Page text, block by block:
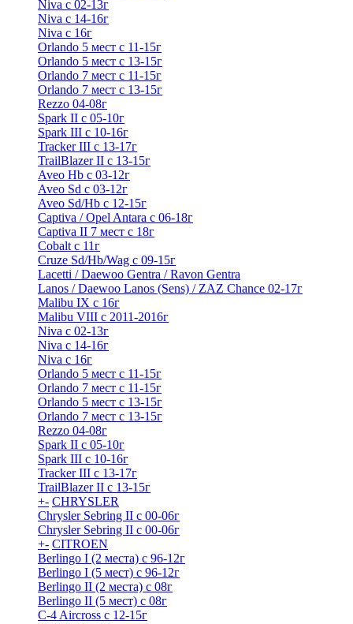
Niva с 02-13г
Niva с 14-16г
Niva с 16г
Orlando 5 мест с 11-15г
Orlando 5 мест с 13-15г
Orlando 7 мест с 11-15г
Orlando 7 мест с 13-15г
Rezzo 04-08г
Spark II с 05-10г
Spark III с 10-16г
Tracker III с 13-17г
TrailBlazer II с 13-15г
Aveo Hb с 03-12г
Aveo Sd с 03-12г
Aveo Sd/Hb с 12-15г
Captiva / Opel Antara с 06-18г
Captiva II 7 мест с 18г
Cobalt с 11г
Cruze Sd/Hb/Wag c 09-15г
Lacetti / Daewoo Gentra / Ravon Gentra
Lanos / Daewoo Lanos (Sens) / ZAZ Chance 02-17г
Malibu IX с 16г
Malibu VIII с 2011-2016г
Niva с 02-13г
Niva с 14-16г
Niva с 16г
Orlando 5 мест с 11-15г
Orlando 7 мест с 11-15г
Orlando 5 мест с 13-15г
Orlando 7 мест с 13-15г
Rezzo 04-08г
Spark II с 05-10г
Spark III с 10-16г
Tracker III с 13-17г
TrailBlazer II с 13-15г
+- CHRYSLER
Chrysler Sebring II с 00-06г
Chrysler Sebring II с 00-06г
+- CITROEN
Berlingo I (2 места) с 96-12г
Berlingo I (5 мест) с 96-12г
Berlingo II (2 места) с 08г
Berlingo II (5 мест) с 08г
C-4 Airсross с 12-15г